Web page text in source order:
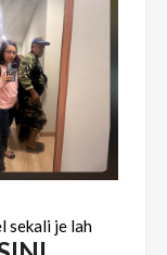
sekali je lah